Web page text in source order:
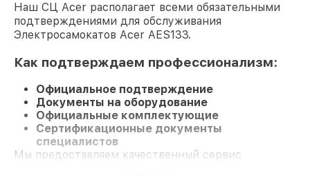
Наш СЦ Acer располагает всеми обязательными
подтверждениями для обслуживания
Электросамокатов Acer AES133.
Как подтверждаем профессионализм:
Официальное подтверждение
Документы на оборудование
Официальные комплектующие
Сертификационные документы
специалистов
Мы предоставляем качественный сервис